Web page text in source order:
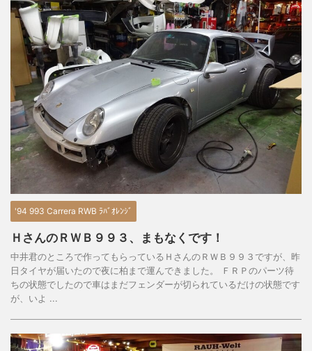
'94 993 Carrera RWB ﾗﾊﾞｵﾚﾝｼﾞ
ＨさんのＲＷＢ９９３、まもなくです！
中井君のところで作ってもらっているＨさんのＲＷＢ９９３ですが、昨
日タイヤが届いたので夜に柏まで運んできました。 ＦＲＰのパーツ待
ちの状態でしたので車はまだフェンダーが切られているだけの状態です
が、いよ ...